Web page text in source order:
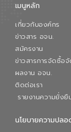
เมนูหลัก
เกี่ยวกับองค์กร
ข่าวสาร อจน.
สมัครงาน
ข่าวสารการจัดซื้อ
ผลงาน อจน.
ติดต่อเรา
รายงานความยั่งยื
นโยบายความปล